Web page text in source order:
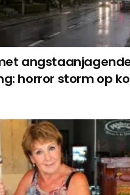
horror storm op